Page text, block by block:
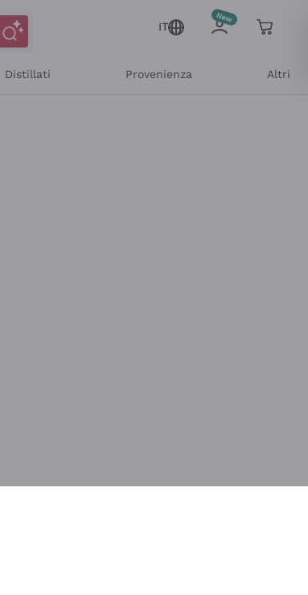
IT
Distillati Provenienza Altri